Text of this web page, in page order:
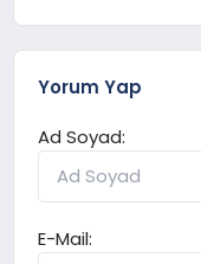
Yorum Yap
Ad Soyad:
E-Mail: